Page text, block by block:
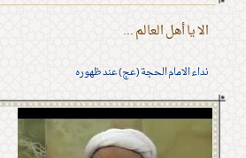
الا يا أهل العالم ...
نداء الامام الحجة (عج) عند ظهوره